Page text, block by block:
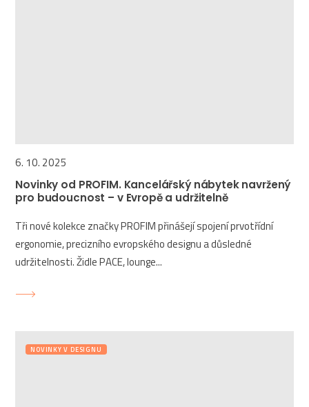
6. 10. 2025
Novinky od PROFIM. Kancelářský nábytek navržený
pro budoucnost – v Evropě a udržitelně
Tři nové kolekce značky PROFIM přinášejí spojení prvotřídní
ergonomie, precizního evropského designu a důsledné
udržitelnosti. Židle PACE, lounge...
NOVINKY V DESIGNU